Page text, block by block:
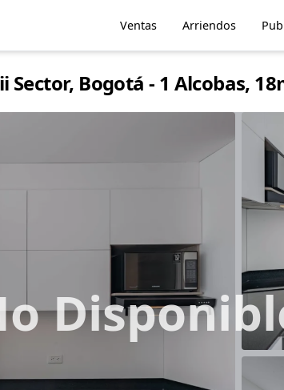
Ventas Arriendos
Bogotá - 1 Alcobas,